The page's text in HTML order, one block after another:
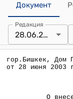
Документ
Редакция
28.06.2003